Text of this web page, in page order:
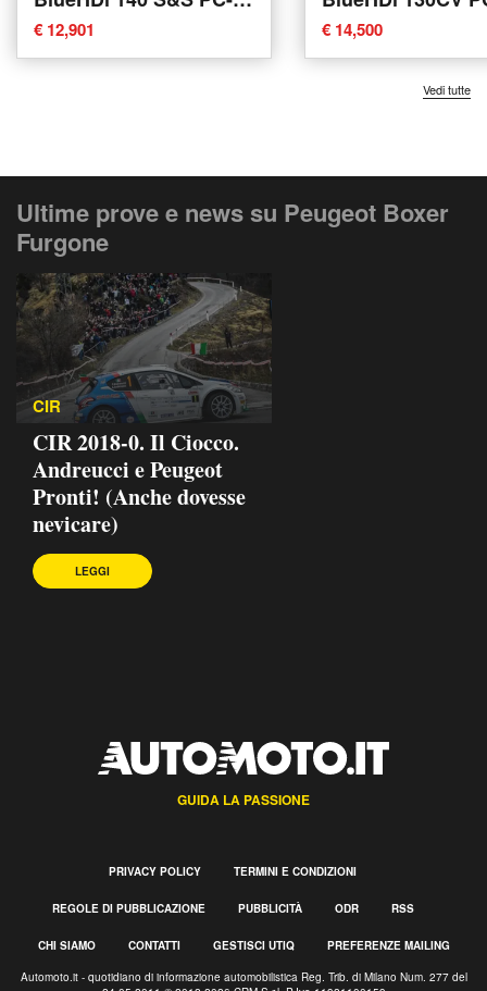
TN Furgone Premium
del 2021 usata a Torino
€ 12,901
Furgone del
a Catania
€ 14,500
Vedi tutte
Ultime prove e news su Peugeot Boxer
Furgone
CIR
CIR 2018-0. Il Ciocco.
Andreucci e Peugeot
Pronti! (Anche dovesse
nevicare)
LEGGI
GUIDA LA PASSIONE
PRIVACY POLICY TERMINI E CONDIZIONI
REGOLE DI PUBBLICAZIONE PUBBLICITÀ ODR RSS
CHI SIAMO CONTATTI GESTISCI UTIQ PREFERENZE MAILING
Automoto.it - quotidiano di informazione automobilistica Reg. Trib. di Milano Num. 277 del